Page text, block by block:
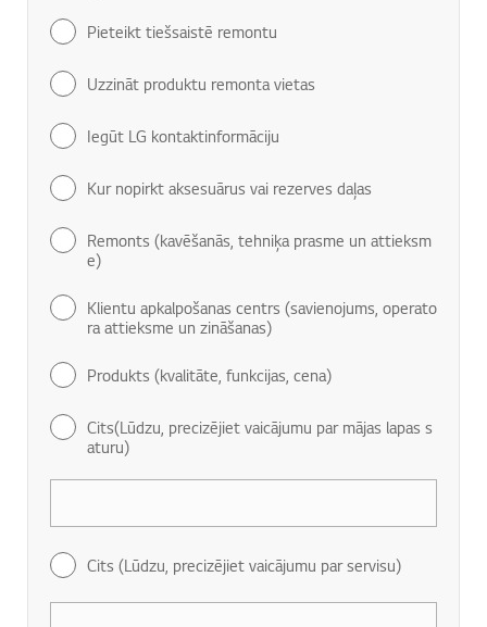
Pieteikt tiešsaistē remontu
Uzzināt produktu remonta vietas
Iegūt LG kontaktinformāciju
Kur nopirkt aksesuārus vai rezerves daļas
Remonts (kavēšanās, tehniķa prasme un attieksm
e)
Klientu apkalpošanas centrs (savienojums, operato
ra attieksme un zināšanas)
Produkts (kvalitāte, funkcijas, cena)
Cits(Lūdzu, precizējiet vaicājumu par mājas lapas s
aturu)
Cits (Lūdzu, precizējiet vaicājumu par servisu)